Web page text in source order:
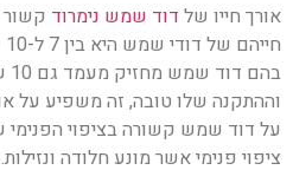
אורך חייו של דוד שמש נימרוד
וההתקנה שלו טובה, זה משפיע על
על דוד שמש קשורה בציפוי
ציפוי פנימי אשר מונע חלודה